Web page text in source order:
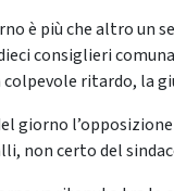
è più che altro un
consiglieri
ritardo, la
giorno
non certo del